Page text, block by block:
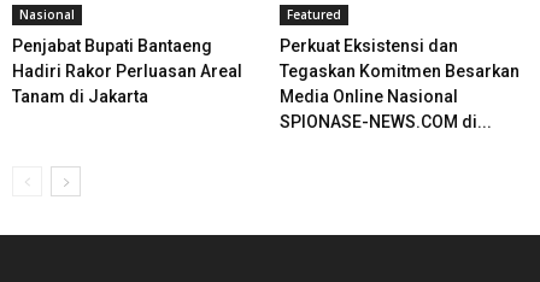
Nasional
Penjabat Bupati Bantaeng
Hadiri Rakor Perluasan Areal
Tanam di Jakarta
Featured
Perkuat Eksistensi dan
Tegaskan Komitmen Besarkan
Media Online Nasional
SPIONASE-NEWS.COM di...